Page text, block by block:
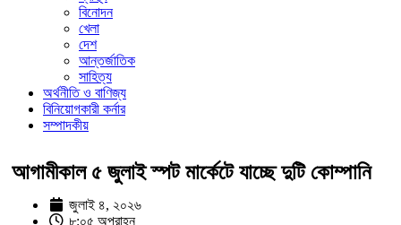
বিনোদন
খেলা
দেশ
আন্তর্জাতিক
সাহিত্য
অর্থনীতি ও বাণিজ্য
বিনিয়োগকারী কর্নার
সম্পাদকীয়
আগামীকাল ৫ জুলাই স্পট মার্কেটে যাচ্ছে দুটি কোম্পানি
জুলাই ৪, ২০২৬
৮:০৫ অপরাহ্ন